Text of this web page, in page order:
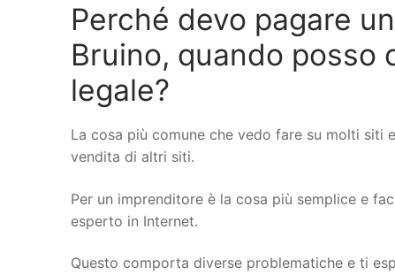
Perché devo pagare
Bruino, quando posso
legale?
La cosa più comune che vedo fare su molti
vendita di altri siti.
Per un imprenditore è la cosa più semplice e
esperto in Internet.
Questo comporta diverse problematiche e ti